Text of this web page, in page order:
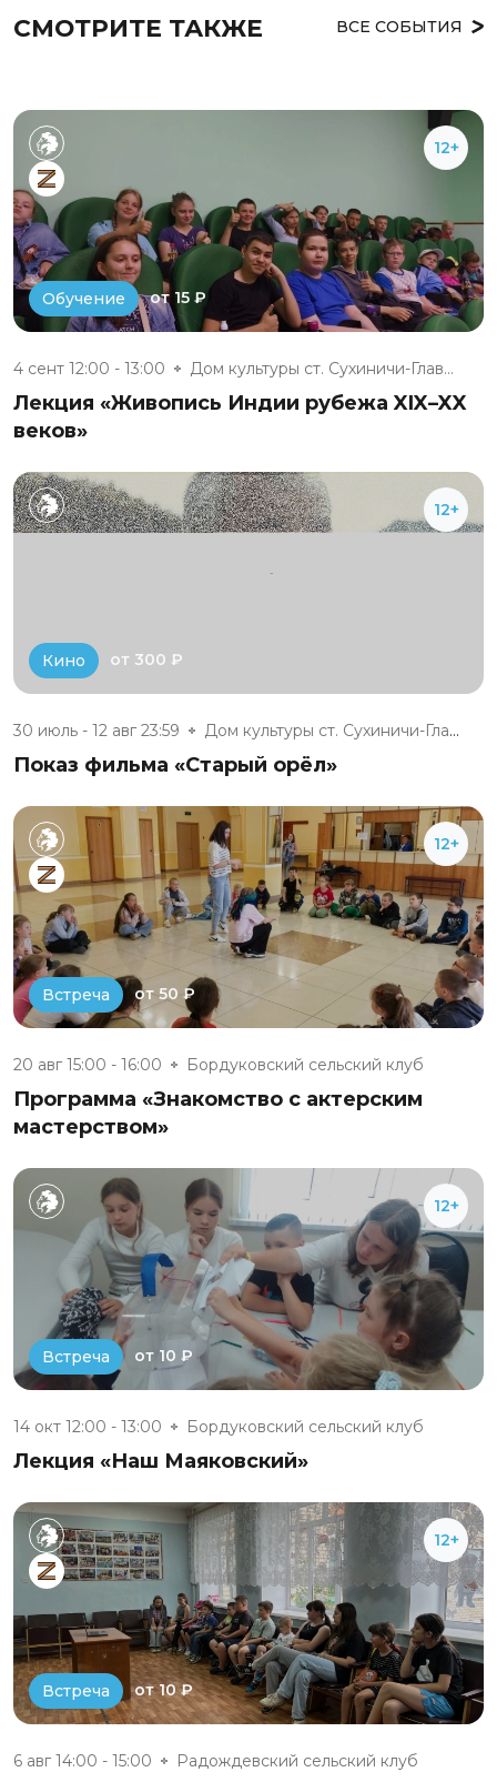
СМОТРИТЕ ТАКЖЕ ВСЕ СОБЫТИЯ
12+
Обучение от 15 ₽
4 сент 12:00 - 13:00 Дом культуры ст. Сухиничи-Глав...
Лекция «Живопись Индии рубежа XIX–XX
веков»
12+
Кино от 300 ₽
30 июль - 12 авг 23:59 Дом культуры ст. Сухиничи-Глав...
Показ фильма «Старый орёл»
12+
Встреча от 50 ₽
20 авг 15:00 - 16:00 Бордуковский сельский клуб
Программа «Знакомство с актерским
мастерством»
12+
Встреча от 10 ₽
14 окт 12:00 - 13:00 Бордуковский сельский клуб
Лекция «Наш Маяковский»
12+
Встреча от 10 ₽
6 авг 14:00 - 15:00 Радождевский сельский клуб